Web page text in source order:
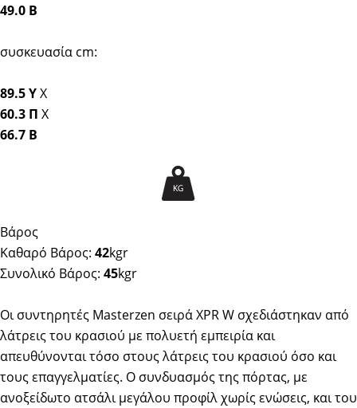
49.0 Β
συσκευασία cm:
89.5 YΧ
60.3 Π Χ
66.7 Β
Βάρος
Καθαρό Βάρος: 42kgr
Συνολικό Βάρος: 45kgr
Οι συντηρητές Masterzen σειρά XPR W σχεδιάστηκαν από
λάτρεις του κρασιού με πολυετή εμπειρία και
απευθύνονται τόσο στους λάτρεις του κρασιού όσο και
τους επαγγελματίες. Ο συνδυασμός της πόρτας, με
ανοξείδωτο ατσάλι μεγάλου προφίλ χωρίς ενώσεις, και του